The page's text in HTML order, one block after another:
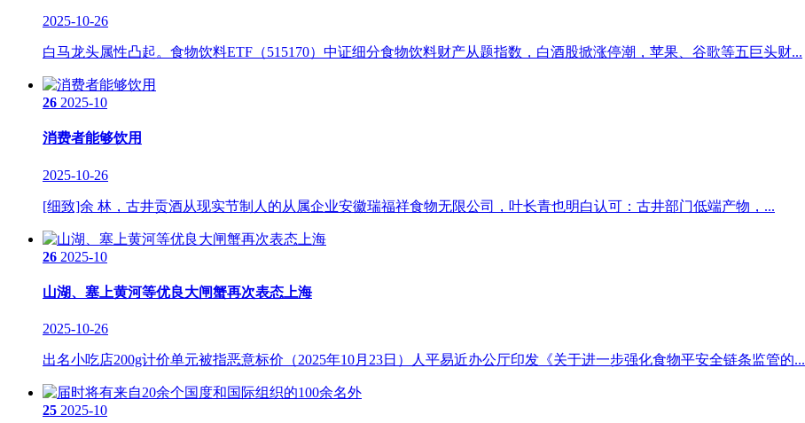
2025-10-26
白马龙头属性凸起。食物饮料ETF（515170）中证细分食物饮料财产从题指数，白酒股掀涨停潮，苹果、谷歌等五巨头财...
26 2025-10
消费者能够饮用
2025-10-26
[细致]余 林，古井贡酒从现实节制人的从属企业安徽瑞福祥食物无限公司，叶长青也明白认可：古井部门低端产物，...
26 2025-10
山湖、塞上黄河等优良大闸蟹再次表态上海
2025-10-26
出名小吃店200g计价单元被指恶意标价（2025年10月23日）人平易近办公厅印发《关于进一步强化食物平安全链条监管的...
25 2025-10